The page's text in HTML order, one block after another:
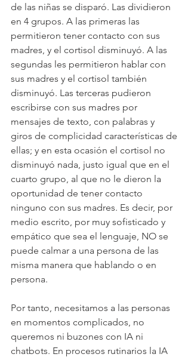
de las niñas se disparó. Las dividieron
en 4 grupos. A las primeras las
permitieron tener contacto con sus
madres, y el cortisol disminuyó. A las
segundas les permitieron hablar con
sus madres y el cortisol también
disminuyó. Las terceras pudieron
escribirse con sus madres por
mensajes de texto, con palabras y
giros de complicidad características de
ellas; y en esta ocasión el cortisol no
disminuyó nada, justo igual que en el
cuarto grupo, al que no le dieron la
oportunidad de tener contacto
ninguno con sus madres. Es decir, por
medio escrito, por muy sofisticado y
empático que sea el lenguaje, NO se
puede calmar a una persona de las
misma manera que hablando o en
persona.
Por tanto, necesitamos a las personas
en momentos complicados, no
queremos ni buzones con IA ni
chatbots. En procesos rutinarios la IA